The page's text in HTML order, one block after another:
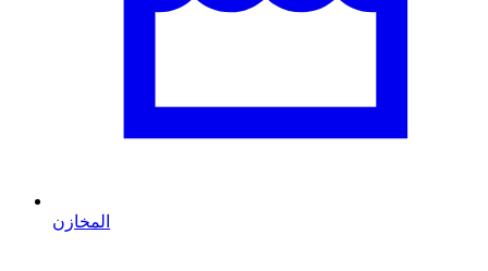
المخازن